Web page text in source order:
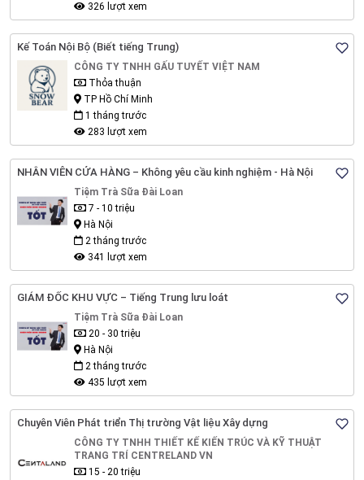
326 lượt xem
Kế Toán Nội Bộ (Biết tiếng Trung)
CÔNG TY TNHH GẤU TUYẾT VIỆT NAM
Thỏa thuận
TP Hồ Chí Minh
1 tháng trước
283 lượt xem
NHÂN VIÊN CỬA HÀNG – Không yêu cầu kinh nghiệm - Hà Nội
Tiệm Trà Sữa Đài Loan
7 - 10 triệu
Hà Nội
2 tháng trước
341 lượt xem
GIÁM ĐỐC KHU VỰC – Tiếng Trung lưu loát
Tiệm Trà Sữa Đài Loan
20 - 30 triệu
Hà Nội
2 tháng trước
435 lượt xem
Chuyên Viên Phát triển Thị trường Vật liệu Xây dựng
CÔNG TY TNHH THIẾT KẾ KIẾN TRÚC VÀ KỸ THUẬT
TRANG TRÍ CENTRELAND VN
15 - 20 triệu